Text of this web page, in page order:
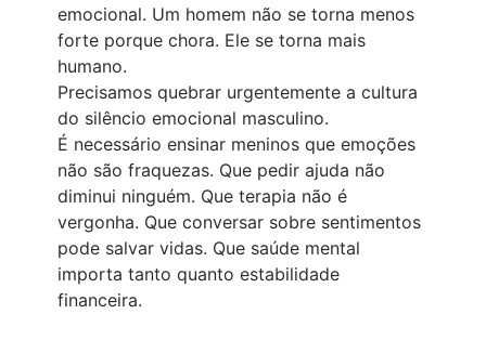
emocional. Um homem não se torna menos
forte porque chora. Ele se torna mais
humano.
Precisamos quebrar urgentemente a cultura
do silêncio emocional masculino.
É necessário ensinar meninos que emoções
não são fraquezas. Que pedir ajuda não
diminui ninguém. Que terapia não é
vergonha. Que conversar sobre sentimentos
pode salvar vidas. Que saúde mental
importa tanto quanto estabilidade
financeira.